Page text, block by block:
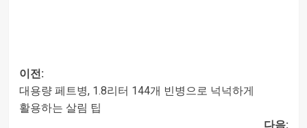
글
이전:
대용량 페트병, 1.8리터 144개 빈병으로 넉넉하게
활용하는 살림 팁
다음: